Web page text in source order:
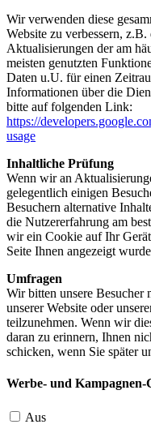
Wir verwenden diese
Website zu verbessern,
Aktualisierungen der am
meisten genutzten
Daten u.U. für einen
Informationen über die
bitte auf folgenden Link:
https://
usage
Inhaltliche Prüfung
Wenn wir an
gelegentlich einigen
Besuchern alternative
die Nutzererfahrung am
wir ein Cookie auf Ihr
Seite Ihnen angezeigt
Umfragen
Wir bitten unsere Besucher
unserer Website oder
teilzunehmen. Wenn wir
daran zu erinnern, Ihnen
schicken, wenn Sie später
Werbe- und Kampagnen-
Aus